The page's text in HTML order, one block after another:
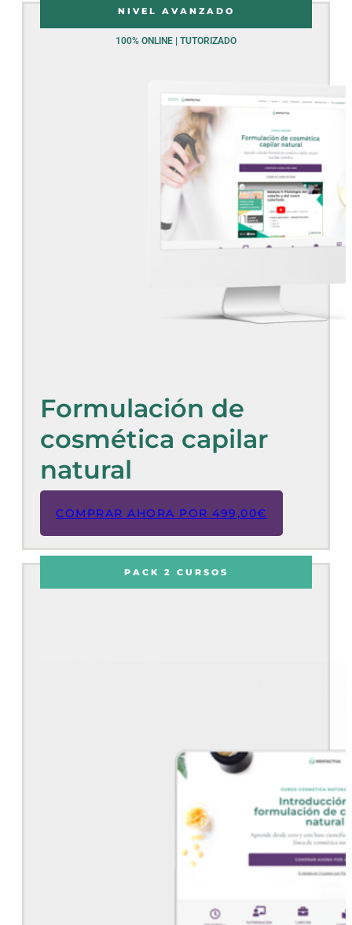
NIVEL AVANZADO
100% ONLINE | TUTORIZADO
Formulación de
cosmética capilar
natural
COMPRAR AHORA POR 499,00€
PACK 2 CURSOS